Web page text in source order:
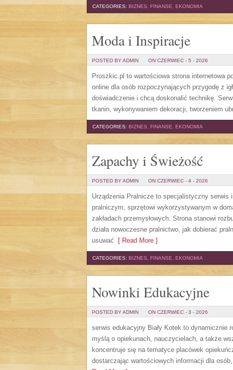
CATEGORIES: BIZNES, FINANSE, EKONOMIA
Moda i Inspiracje
POSTED BY ADMIN ON CZERWIEC - 5 - 2026
Proszkic.pl to wartościowa strona internetowa
online dla osób rozpoczynających przygodę z
doświadczenie i chcą doskonalić technikę.
tkanin, wykonywaniem dekoracji, tworzeniem
CATEGORIES: BIZNES, FINANSE, EKONOMIA
Zapachy i Świeżość
POSTED BY ADMIN ON CZERWIEC - 4 - 2026
Urządzenia Pralnicze to specjalistyczny serwis
pralniczym, sprzętowi wykorzystywanym w
zakładach przemysłowych. Strona stanowi
działa nowoczesne pralnictwo, jak dobierać
usuwać [ Read More ]
CATEGORIES: BIZNES, FINANSE, EKONOMIA
Nowinki Edukacyjne
POSTED BY ADMIN ON CZERWIEC - 3 - 2026
serwis edukacyjny Biały Kotek to dynamicznie
myślą o opiekunach, nauczycielach, a także
koncentruje się na tematyce placówek
dostarczając wartościowych informacji dla